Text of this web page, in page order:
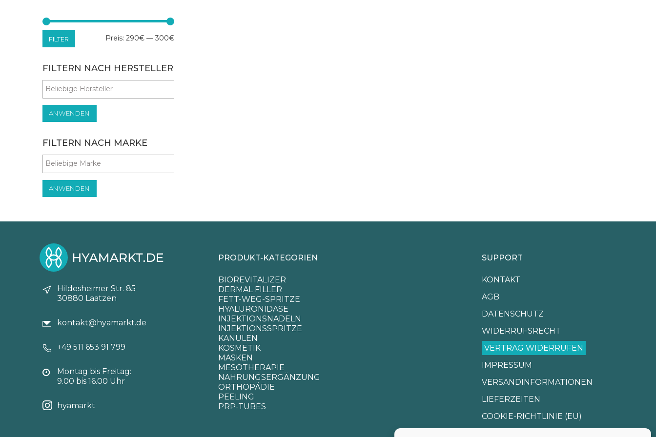
Min.
Max.
FILTER Preis: 290€ — 300€
FILTERN NACH HERSTELLER
ANWENDEN
FILTERN NACH MARKE
ANWENDEN
Hildesheimer Str. 85
30880 Laatzen
kontakt@hyamarkt.de
+49 511 653 91 799
Montag bis Freitag:
9.00 bis 16.00 Uhr
hyamarkt
PRODUKT-KATEGORIEN
BIOREVITALIZER
DERMAL FILLER
FETT-WEG-SPRITZE
HYALURONIDASE
INJEKTIONSNADELN
INJEKTIONSSPRITZE
KANÜLEN
KOSMETIK
MASKEN
MESOTHERAPIE
NAHRUNGSERGÄNZUNG
ORTHOPÄDIE
PEELING
PRP-TUBES
SUPPORT
KONTAKT
AGB
DATENSCHUTZ
WIDERRUFSRECHT
VERTRAG WIDERRUFEN
IMPRESSUM
VERSANDINFORMATIONEN
LIEFERZEITEN
COOKIE-RICHTLINIE (EU)